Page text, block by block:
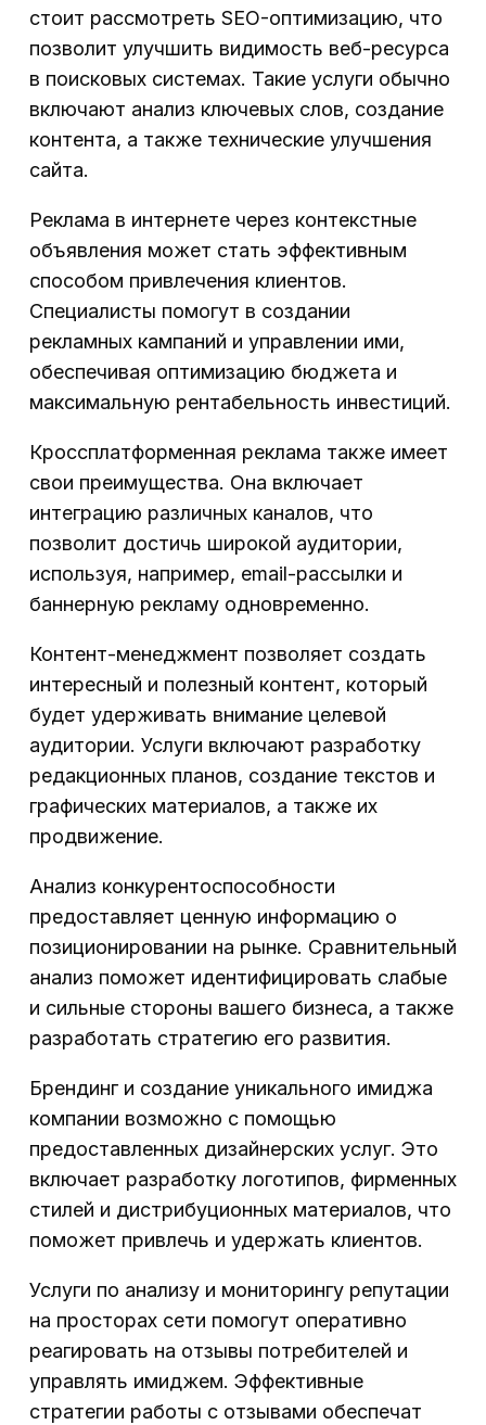
стоит рассмотреть SEO-оптимизацию, что
позволит улучшить видимость веб-ресурса
в поисковых системах. Такие услуги обычно
включают анализ ключевых слов, создание
контента, а также технические улучшения
сайта.
Реклама в интернете через контекстные
объявления может стать эффективным
способом привлечения клиентов.
Специалисты помогут в создании
рекламных кампаний и управлении ими,
обеспечивая оптимизацию бюджета и
максимальную рентабельность инвестиций.
Кроссплатформенная реклама также имеет
свои преимущества. Она включает
интеграцию различных каналов, что
позволит достичь широкой аудитории,
используя, например, email-рассылки и
баннерную рекламу одновременно.
Контент-менеджмент позволяет создать
интересный и полезный контент, который
будет удерживать внимание целевой
аудитории. Услуги включают разработку
редакционных планов, создание текстов и
графических материалов, а также их
продвижение.
Анализ конкурентоспособности
предоставляет ценную информацию о
позиционировании на рынке. Сравнительный
анализ поможет идентифицировать слабые
и сильные стороны вашего бизнеса, а также
разработать стратегию его развития.
Брендинг и создание уникального имиджа
компании возможно с помощью
предоставленных дизайнерских услуг. Это
включает разработку логотипов, фирменных
стилей и дистрибуционных материалов, что
поможет привлечь и удержать клиентов.
Услуги по анализу и мониторингу репутации
на просторах сети помогут оперативно
реагировать на отзывы потребителей и
управлять имиджем. Эффективные
стратегии работы с отзывами обеспечат